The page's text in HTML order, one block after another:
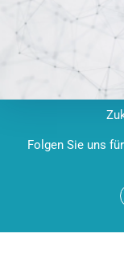
Folgen Sie uns